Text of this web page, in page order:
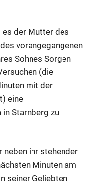
der Mutter des
vorangegangenen
Sohnes Sorgen
(die
mit der
eine
Starnberg zu
neben ihr stehender
Minuten am
seiner Geliebten